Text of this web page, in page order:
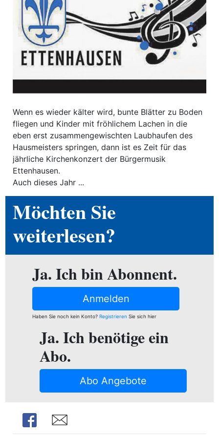
Region
Wenn es wieder kälter wird, bunte Blätter zu Boden
fliegen und Kinder mit fröhlichem Lachen in die
eben erst zusammengewischten Laubhaufen des
Hausmeisters springen, dann ist es Zeit für das
jährliche Kirchenkonzert der Bürgermusik
Ettenhausen.
Auch dieses Jahr ...
Möchten Sie
weiterlesen?
Ja. Ich bin Abonnent.
Anmelden
Haben Sie noch kein Konto? RegistrierenSie sich hier
Ja. Ich benötige ein
Abo.
Abo Angebote
Share Share